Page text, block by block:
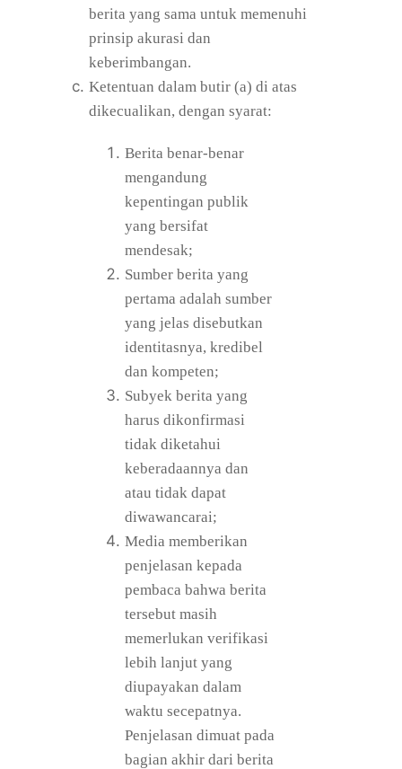
berita yang sama untuk memenuhi
prinsip akurasi dan
keberimbangan.
Ketentuan dalam butir (a) di atas
dikecualikan, dengan syarat:
Berita benar-benar
mengandung
kepentingan publik
yang bersifat
mendesak;
Sumber berita yang
pertama adalah sumber
yang jelas disebutkan
identitasnya, kredibel
dan kompeten;
Subyek berita yang
harus dikonfirmasi
tidak diketahui
keberadaannya dan
atau tidak dapat
diwawancarai;
Media memberikan
penjelasan kepada
pembaca bahwa berita
tersebut masih
memerlukan verifikasi
lebih lanjut yang
diupayakan dalam
waktu secepatnya.
Penjelasan dimuat pada
bagian akhir dari berita